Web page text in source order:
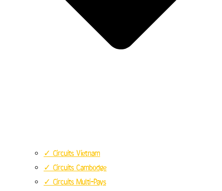
✓ Circuits Vietnam
✓ Circuits Cambodge
✓ Circuits Multi-Pays